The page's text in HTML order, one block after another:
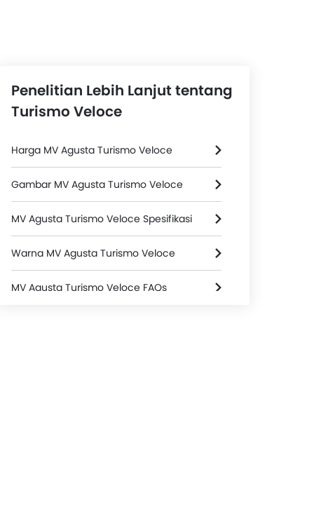
Penelitian Lebih Lanjut tentang
Turismo Veloce
Harga MV Agusta Turismo Veloce
Gambar MV Agusta Turismo Veloce
MV Agusta Turismo Veloce Spesifikasi
Warna MV Agusta Turismo Veloce
MV Agusta Turismo Veloce FAQs